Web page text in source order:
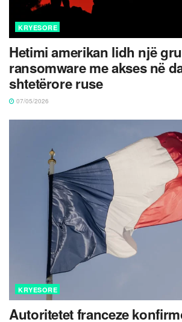
KRYESORE
Hetimi amerikan lidh një
ransomware me akses në
shtetërore ruse
07/05/2026
KRYESORE
Autoritetet franceze